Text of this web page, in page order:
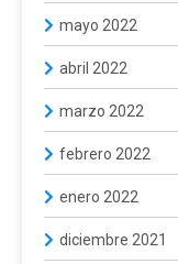
mayo 2022
abril 2022
marzo 2022
febrero 2022
enero 2022
diciembre 2021